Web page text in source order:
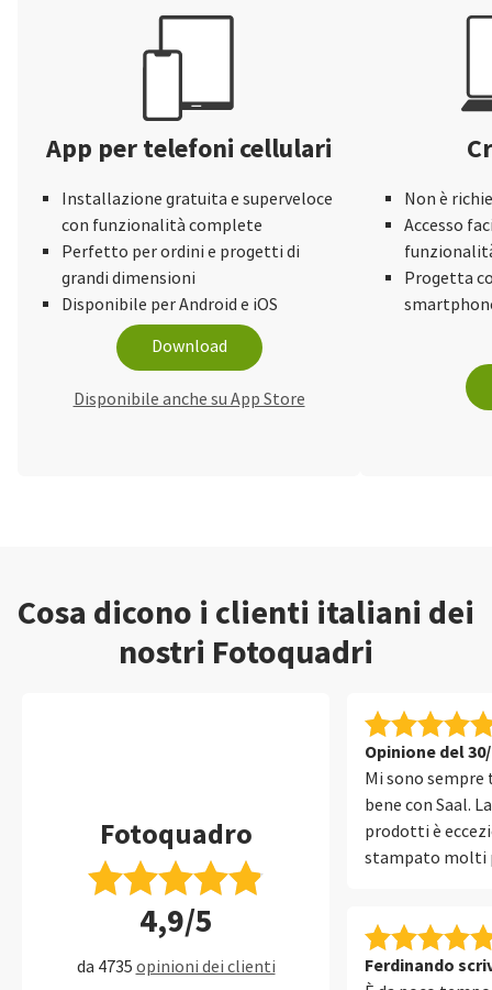
App per telefoni cellulari
Installazione gratuita e superveloce
con funzionalità complete
Perfetto per ordini e progetti di
grandi dimensioni
Disponibile per Android e iOS
Download
Disponibile anche su App Store
Non è
Accesso
Progetta
Cosa dicono i clienti italiani dei
nostri Fotoquadri
Fotoquadro
4,9/5
da 4735 opinioni dei clienti
Opinione del
Mi sono
bene con Saal.
prodotti è
stampato molti
professionista e
scelta numero 1
Ferdinando